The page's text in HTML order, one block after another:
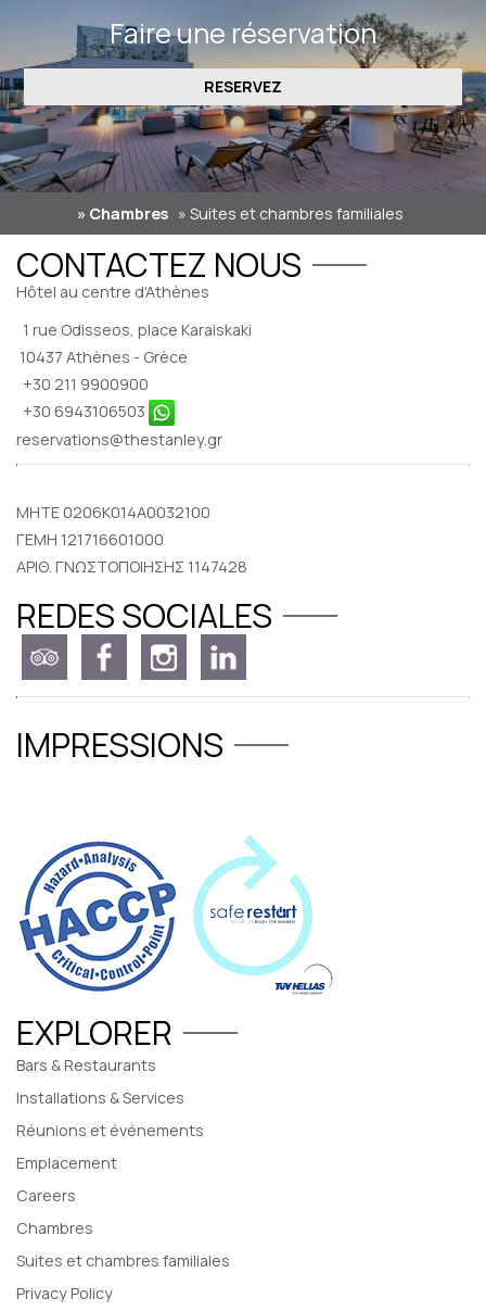
Faire une réservation
RESERVEZ
» Chambres » Suites et chambres familiales
CONTACTEZ NOUS
Hôtel au centre d'Athènes
1 rue Odisseos, place Karaiskaki
10437 Athènes - Grèce
+30 211 9900900
+30 6943106503
reservations@thestanley.gr
MHTE 0206K014A0032100
ΓΕΜΗ 121716601000
ΑΡΙΘ. ΓΝΩΣΤΟΠΟΙΗΣΗΣ 1147428
REDES SOCIALES
IMPRESSIONS
EXPLORER
Bars & Restaurants
Installations & Services
Réunions et événements
Emplacement
Careers
Chambres
Suites et chambres familiales
Privacy Policy